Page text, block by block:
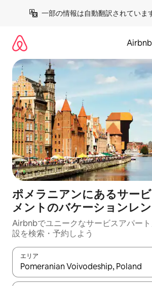
一部の情報は自動翻訳されていま
ポメラニアンにあるサー
メントのバケーションレ
Airbnbでユニークなサービスアパー
設を検索・予約しよう
エリア
検索結果が表示されたら、上下の矢印